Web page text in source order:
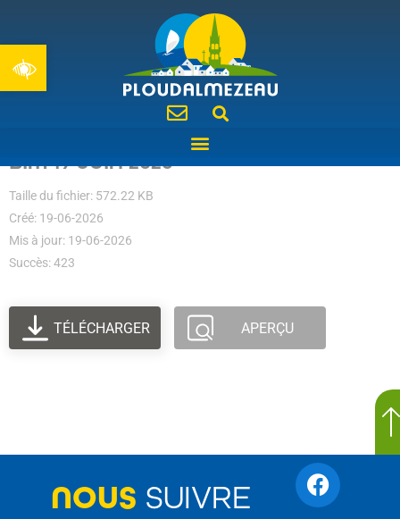
Ouvrir la barre d’outils
BIM 19 JUIN 2026
Taille du fichier: 572.22 KB
Créé: 19-06-2026
Mis à jour: 19-06-2026
Succès: 423
TÉLÉCHARGER APERÇU
NOUS SUIVRE